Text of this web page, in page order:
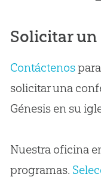
Solicitar un
Contáctenos
solicitar una
Génesis en su
Nuestra oficina
programas.